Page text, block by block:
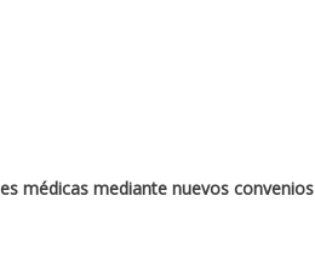
médicas mediante nuevos convenios